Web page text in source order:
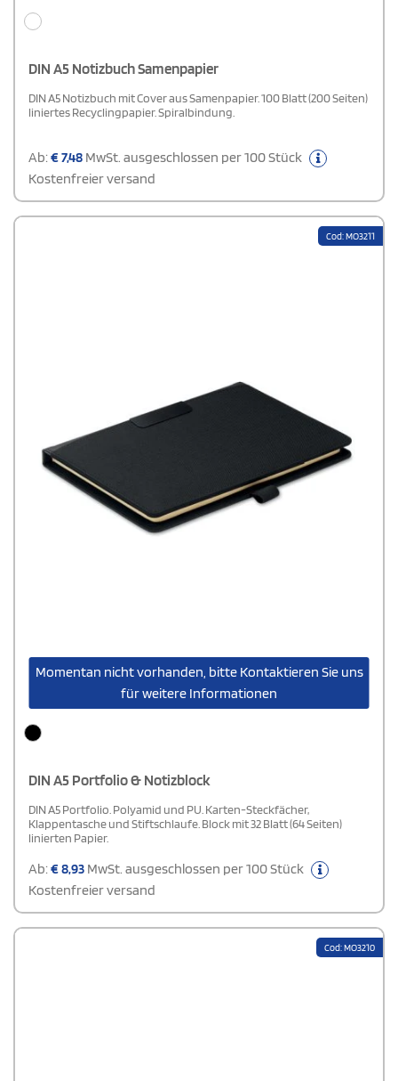
DIN A5 Notizbuch Samenpapier
DIN A5 Notizbuch mit Cover aus Samenpapier. 100 Blatt (200 Seiten)
liniertes Recyclingpapier. Spiralbindung.
Ab:€7,48 MwSt. ausgeschlossen per 100 Stück
Kostenfreier versand
Cod: MO3211
Momentan nicht vorhanden, bitte Kontaktieren Sie uns
für weitere Informationen
DIN A5 Portfolio & Notizblock
DIN A5 Portfolio. Polyamid und PU. Karten-Steckfächer,
Klappentasche und Stiftschlaufe. Block mit 32 Blatt (64 Seiten)
linierten Papier.
Ab:€8,93 MwSt. ausgeschlossen per 100 Stück
Kostenfreier versand
Cod: MO3210